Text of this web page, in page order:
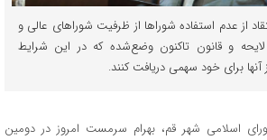
از عدم استفاده شوراها از ظرفیت شوراهای عالی و
و قانون تاکنون وضع‌شده که در این شرایط
آنها برای خود سهمی دریافت کنند.
اسلامی شهر قم، بهرام سرمست امروز در دومین